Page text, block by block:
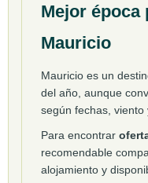
Mejor época
Mauricio
Mauricio es un
del año, aunque
según fechas, viento
Para encontrar
recomendable
alojamiento y